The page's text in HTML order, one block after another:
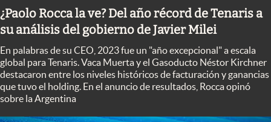
Columnistas
Otras secciones
Apertura
Infotechnology
Clase
¿Paolo Rocca la ve? Del año récord de Tenaris a
su análisis del gobierno de Javier Milei
En palabras de su CEO, 2023 fue un "año excepcional" a escala
global para Tenaris. Vaca Muerta y el Gasoducto Néstor Kirchner
destacaron entre los niveles históricos de facturación y ganancias
que tuvo el holding. En el anuncio de resultados, Rocca opinó
sobre la Argentina